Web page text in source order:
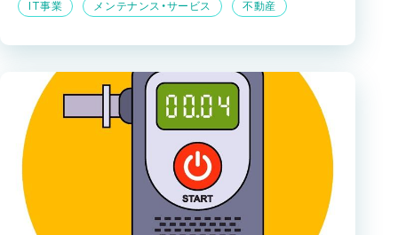
IT事業 メンテナンス・サービス 不動産